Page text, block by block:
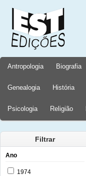
Antropologia Biografia
Genealogia História
Psicologia Religião
Filtrar
Ano
1974